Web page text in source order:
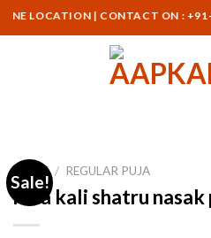
Skip
to
LOCATION | CONTACT ON : +91-
Sale!
HOME / REGULAR PUJA
maa kali shatru nasak